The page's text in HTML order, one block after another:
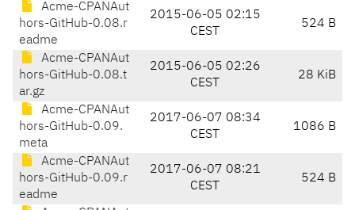
Acme-CPANAut
hors-GitHub-0.08.r
eadme
2015-06-05 02:15
CEST
524 B
Acme-CPANAut
hors-GitHub-0.08.t
ar.gz
2015-06-05 02:26
CEST
28 KiB
Acme-CPANAut
hors-GitHub-0.09.
meta
2017-06-07 08:34
CEST
1086 B
Acme-CPANAut
hors-GitHub-0.09.r
eadme
2017-06-07 08:21
CEST
524 B